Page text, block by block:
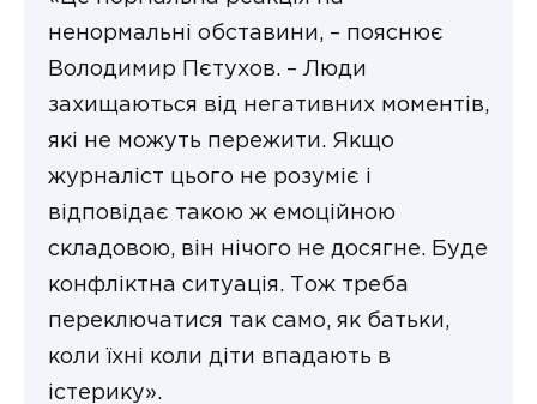
ненормальні обставини, – пояснює
Володимир Пєтухов. – Люди
захищаються від негативних моментів,
які не можуть пережити. Якщо
журналіст цього не розуміє і
відповідає такою ж емоційною
складовою, він нічого не досягне. Буде
конфліктна ситуація. Тож треба
переключатися так само, як батьки,
коли їхні коли діти впадають в
істерику».